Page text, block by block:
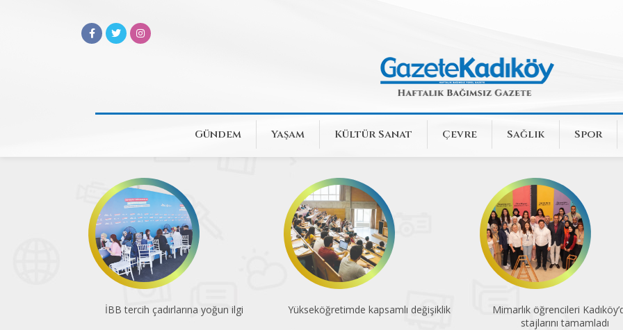
Gündem Yaşam Kültür Sanat Çevre Sağlık Spor
İBB tercih çadırlarına yoğun ilgi Yükseköğretimde kapsamlı değişiklik
Mimarlık öğrencileri
stajlarını tamamladı